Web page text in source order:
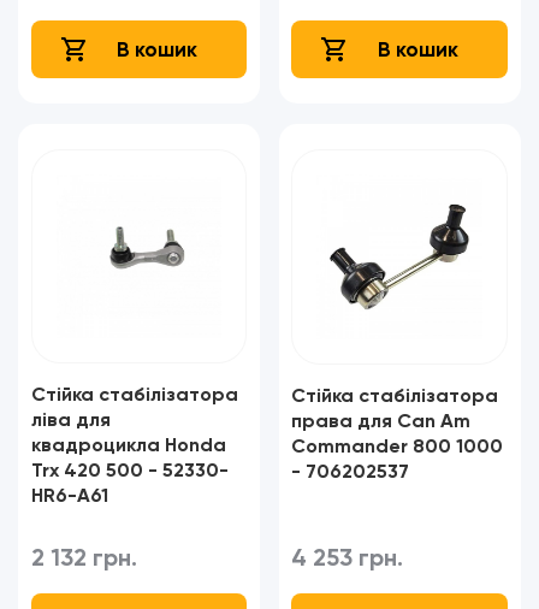
В кошик В кошик
Стійка стабілізатора
ліва для
квадроцикла Honda
Trx 420 500 - 52330-
HR6-A61​​​​​​​
2 132 грн.
Стійка стабілізатора
права для Can Am
Commander 800 1000
- 706202537​​​​​​​
4 253 грн.